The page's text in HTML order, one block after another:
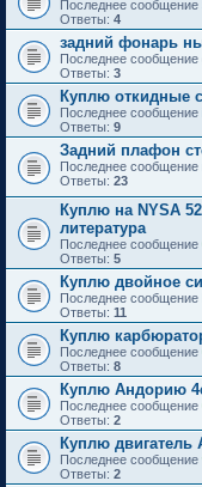
Последнее сообщение
Ответы: 4
задний фонарь
Последнее сообщение
Ответы: 3
Куплю откидные
Последнее сообщение
Ответы: 9
Задний плафон
Последнее сообщение
Ответы: 23
Куплю на NYSA
литература
Последнее сообщение
Ответы: 5
Куплю двойное
Последнее сообщение
Ответы: 11
Куплю
Последнее сообщение
Ответы: 8
Куплю Андорию
Последнее сообщение
Ответы: 2
Куплю двигатель
Последнее сообщение
Ответы: 2